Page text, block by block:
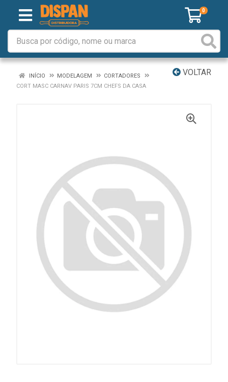
0
VOLTAR
INÍCIO MODELAGEM
CORTADORES
CORT MASC CARNAV PARIS 7CM CHEFS DA CASA